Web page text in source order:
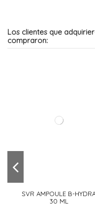
Los clientes que
compraron:
SVR AMPOULE B-
30 ML